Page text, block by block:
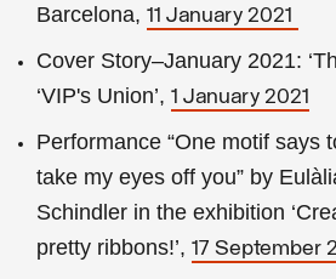
Barcelona, 11 January 2021
Cover Story–January 2021:
‘VIP's Union’, 1 January 2021
Performance “One motif says
take my eyes off you” by
Schindler in the exhibition
pretty ribbons!’, 17 September